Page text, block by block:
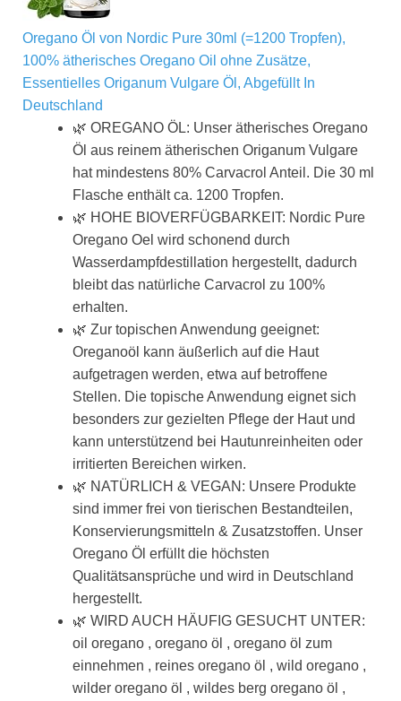
Oregano Öl von Nordic Pure 30ml (=1200 Tropfen),
100% ätherisches Oregano Oil ohne Zusätze,
Essentielles Origanum Vulgare Öl, Abgefüllt In
Deutschland
🌿 OREGANO ÖL: Unser ätherisches Oregano
Öl aus reinem ätherischen Origanum Vulgare
hat mindestens 80% Carvacrol Anteil. Die 30 ml
Flasche enthält ca. 1200 Tropfen.
🌿 HOHE BIOVERFÜGBARKEIT: Nordic Pure
Oregano Oel wird schonend durch
Wasserdampfdestillation hergestellt, dadurch
bleibt das natürliche Carvacrol zu 100%
erhalten.
🌿 Zur topischen Anwendung geeignet:
Oreganoöl kann äußerlich auf die Haut
aufgetragen werden, etwa auf betroffene
Stellen. Die topische Anwendung eignet sich
besonders zur gezielten Pflege der Haut und
kann unterstützend bei Hautunreinheiten oder
irritierten Bereichen wirken.
🌿 NATÜRLICH & VEGAN: Unsere Produkte
sind immer frei von tierischen Bestandteilen,
Konservierungsmitteln & Zusatzstoffen. Unser
Oregano Öl erfüllt die höchsten
Qualitätsansprüche und wird in Deutschland
hergestellt.
🌿 WIRD AUCH HÄUFIG GESUCHT UNTER:
oil oregano , oregano öl , oregano öl zum
einnehmen , reines oregano öl , wild oregano ,
wilder oregano öl , wildes berg oregano öl ,